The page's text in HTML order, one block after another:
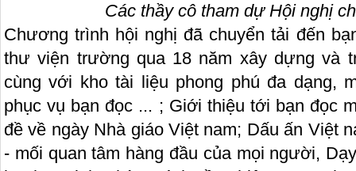
Các thầy cô tham dự Hội nghị
Chương trình hội nghị đã chuyển tải đến
thư viện trường qua 18 năm xây dựng và
cùng với kho tài liệu phong phú đa dạng,
phục vụ bạn đọc ... ; Giới thiệu tới bạn đọc
đề về ngày Nhà giáo Việt nam; Dấu ấn Việt
- mối quan tâm hàng đầu của mọi người,